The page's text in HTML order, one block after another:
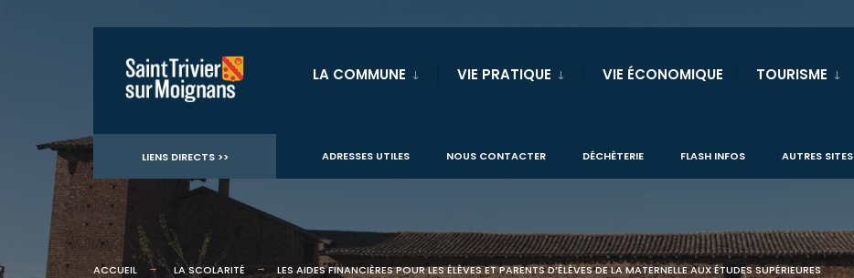
contenu
LA COMMUNE VIE PRATIQUE VIE ÉCONOMIQUE TOURISME
LIENS DIRECTS >> ADRESSES UTILES NOUS CONTACTER DÉCHÈTERIE FLASH INFOS AUTRES SITES
ACCUEIL LA SCOLARITÉ LES AIDES FINANCIÈRES POUR LES ÉLÈVES ET PARENTS D’ÉLÈVES DE LA MATERNELLE AUX ÉTUDES SUPÉRIEURES